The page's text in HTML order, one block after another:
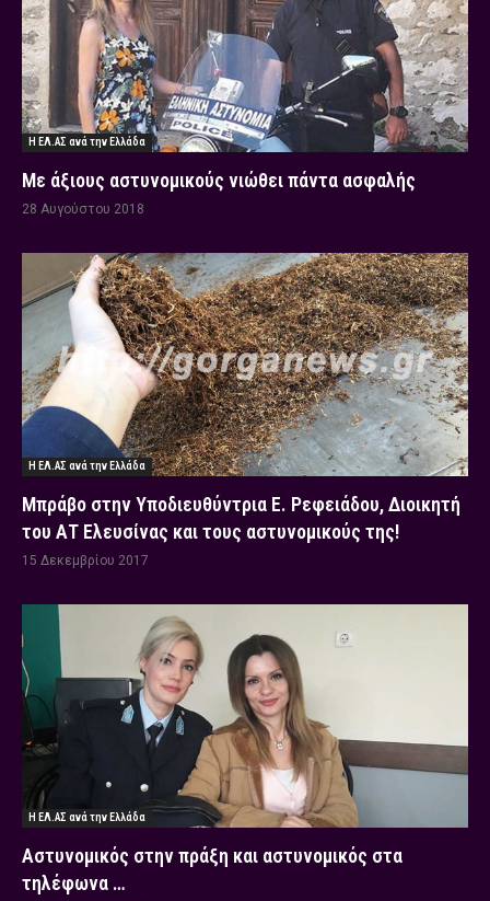
Η ΕΛ.ΑΣ ανά την Ελλάδα
Με άξιους αστυνομικούς νιώθει πάντα ασφαλής
28 Αυγούστου 2018
Η ΕΛ.ΑΣ ανά την Ελλάδα
Μπράβο στην Υποδιευθύντρια Ε. Ρεφειάδου, Διοικητή
του ΑΤ Ελευσίνας και τους αστυνομικούς της!
15 Δεκεμβρίου 2017
Η ΕΛ.ΑΣ ανά την Ελλάδα
Αστυνομικός στην πράξη και αστυνομικός στα
τηλέφωνα …